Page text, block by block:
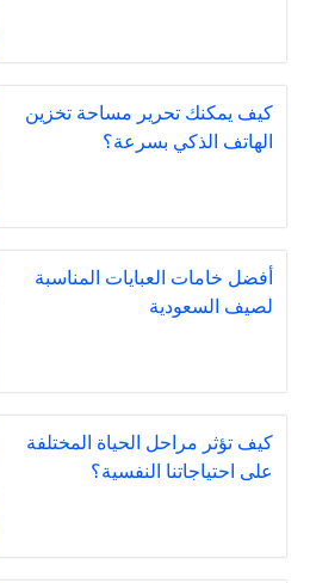
كيف يمكنك تحرير مساحة تخزين
الهاتف الذكي بسرعة؟
أفضل خامات العبايات المناسبة
لصيف السعودية
كيف تؤثر مراحل الحياة المختلفة
على احتياجاتنا النفسية؟